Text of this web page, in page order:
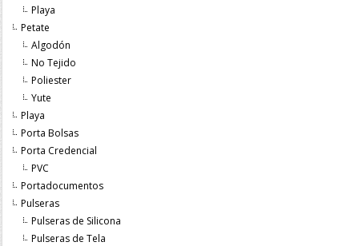
Playa
Petate
Algodón
No Tejido
Poliester
Yute
Playa
Porta Bolsas
Porta Credencial
PVC
Portadocumentos
Pulseras
Pulseras de Silicona
Pulseras de Tela